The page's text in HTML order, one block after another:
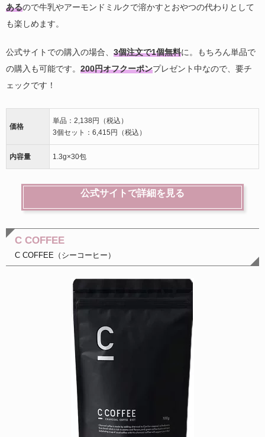
あるので牛乳やアーモンドミルクで溶かすとおやつの代わりとして
も楽しめます。
公式サイトでの購入の場合、 3個注文で1個無料に。もちろん単品で
の購入も可能です。 200円オフクーポンプレゼント中なので、要チ
ェックです！
価格
単品：2,138円（税込）
3個セット：6,415円（税込）
内容量 1.3g×30包
公式サイトで詳細を見る
C COFFEE
C COFFEE（シーコーヒー）